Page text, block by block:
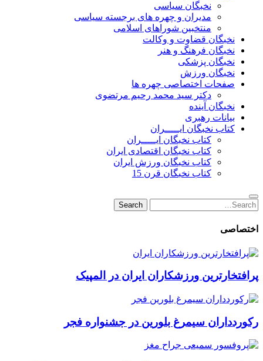
نخبگان سیاسی
مدیران و چهره های برجسته سیاسی
منتخبین شوراهای اسلامی
نخبگان قضاوت و وکالت
نخبگان فرهنگ و هنر
نخبگان پزشکی
نخبگان ورزش
صفحات اختصاصی چهره ها
دکتر سید محمد رحیم مرتضوی
نخبگان آینده
بیانات رهبری
کتاب نخبگان ایـــــران
کتاب نخبگان ایـــــران
کتاب نخبگان اقتصادی ایران
کتاب نخبگان ورزش ایران
کتاب نخبگان قرن 15
Search
for:
Search
اختصاصی
پرافتخارترین ورزشکاران ایران در المپیک
رکوردداران سیمرغ بلورین در جشنواره فجر